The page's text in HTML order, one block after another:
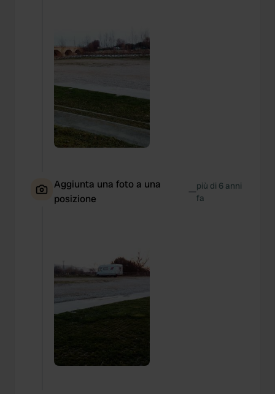
Aggiunta una foto a una
posizione
—più di 6 anni
fa